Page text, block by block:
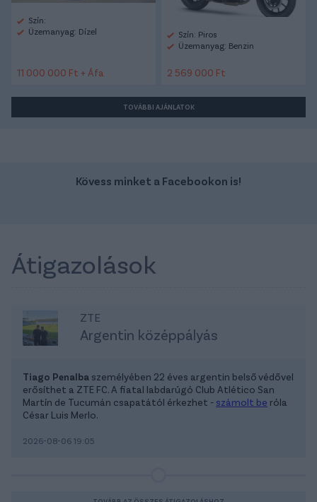
Szín:
Üzemanyag: Dízel
11 000 000 Ft + Áfa
Szín: Piros
Üzemanyag: Benzin
2 569 000 Ft
TOVÁBBI AJÁNLATOK
Kövess minket a Facebookon is!
Átigazolások
ZTE
Argentin középpályás
Tiago Penalba személyében 22 éves argentin belső védővel
erősíthet a ZTE FC. A fiatal labdarúgó Club Atlético San
Martín de Tucumán csapatától érkezhet - számolt be róla
César Luis Merlo.
2026-08-06 19:05